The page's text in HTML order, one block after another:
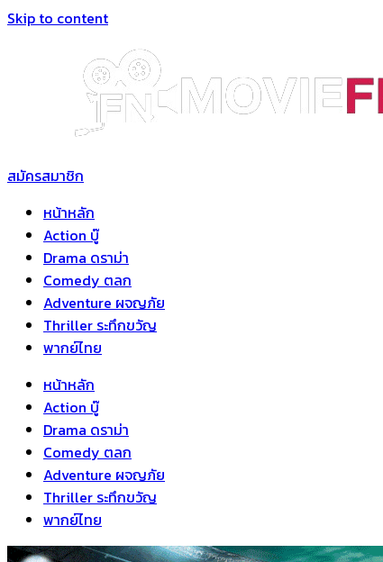
Skip to content
สมัครสมาชิก
หน้าหลัก
Action บู๊
Drama ดราม่า
Comedy ตลก
Adventure ผจญภัย
Thriller ระทึกขวัญ
พากย์ไทย
หน้าหลัก
Action บู๊
Drama ดราม่า
Comedy ตลก
Adventure ผจญภัย
Thriller ระทึกขวัญ
พากย์ไทย